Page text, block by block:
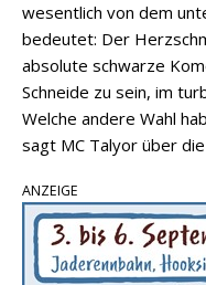
wesentlich von dem
bedeutet: Der
absolute schwarze
Schneide zu sein, im
Welche andere Wahl
sagt MC Talyor über
ANZEIGE